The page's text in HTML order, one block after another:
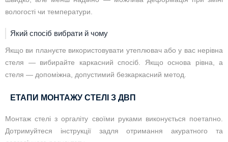
вологості чи температури.
Який спосіб вибрати й чому
Якщо ви плануєте використовувати утеплювач або у вас нерівна
стеля — вибирайте каркасний спосіб. Якщо основа рівна, а
стеля — допоміжна, допустимий безкаркасний метод.
ЕТАПИ МОНТАЖУ СТЕЛІ З ДВП
Монтаж стелі з оргаліту своїми руками виконується поетапно.
Дотримуйтеся інструкції задля отримання акуратного та